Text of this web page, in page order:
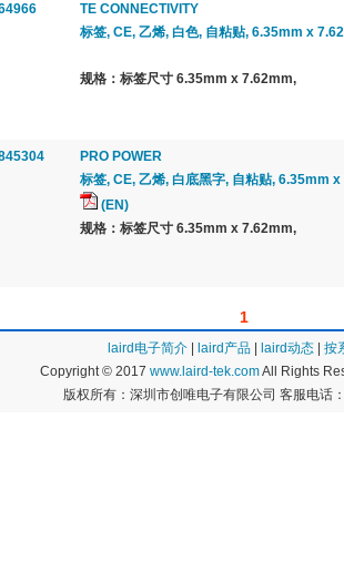
TE CONNECTIVITY
标签, CE, 乙烯, 白色, 自粘贴, 6.35mm x
规格：标签尺寸 6.35mm x 7.62mm,
PRO POWER
标签, CE, 乙烯, 白底黑字, 自粘贴, 6.35mm
(EN)
规格：标签尺寸 6.35mm x 7.62mm,
1
laird电子简介 laird产品 laird动态
按
Copyright © 2017 www.laird-tek.comAll Rights
版权所有：深圳市创唯电子有限公司 客服电话